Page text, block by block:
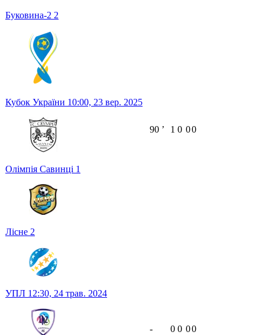
Буковина-2 2
Кубок України 10:00, 23 вер. 2025
Олімпія Савинці 1
Лісне 2
90 ʼ 1 0 00
УПЛ 12:30, 24 трав. 2024
- 0 0 00